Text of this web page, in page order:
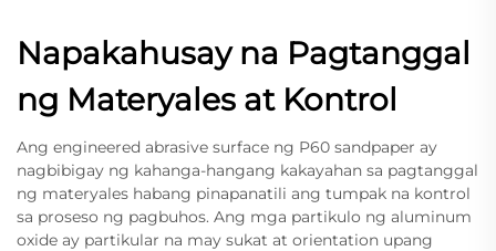
Napakahusay na Pagtanggal
ng Materyales at Kontrol
Ang engineered abrasive surface ng P60 sandpaper ay
nagbibigay ng kahanga-hangang kakayahan sa pagtanggal
ng materyales habang pinapanatili ang tumpak na kontrol
sa proseso ng pagbuhos. Ang mga partikulo ng aluminum
oxide ay partikular na may sukat at orientation upang